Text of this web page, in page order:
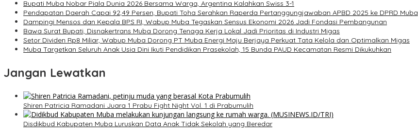
Bupati Muba Nobar Piala Dunia 2026 Bersama Warga, Argentina Kalahkan Swiss 3-1
Pendapatan Daerah Capai 92,49 Persen, Bupati Toha Serahkan Raperda Pertanggungjawaban APBD 2025 ke DPRD Muba
Dampingi Mensos dan Kepala BPS RI, Wabup Muba Tegaskan Sensus Ekonomi 2026 Jadi Fondasi Pembangunan
Bawa Surat Bupati, Disnakertrans Muba Dorong Tenaga Kerja Lokal Jadi Prioritas di Industri Migas
Setor Dividen Rp8 Miliar, Wabup Muba Dorong PT Muba Energi Maju Berjaya Perkuat Tata Kelola dan Optimalkan Migas
Muba Targetkan Seluruh Anak Usia Dini Ikuti Pendidikan Prasekolah, 15 Bunda PAUD Kecamatan Resmi Dikukuhkan
Jangan Lewatkan
Shiren Patricia Ramadani Juara 1 Prabu Fight Night Vol. 1 di Prabumulih
Disdikbud Kabupaten Muba Luruskan Data Anak Tidak Sekolah yang Beredar